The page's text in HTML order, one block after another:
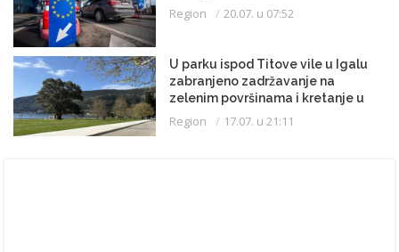
Region 20.07. u 07:52
U parku ispod Titove vile u Igalu
zabranjeno zadržavanje na
zelenim površinama i kretanje u
kupaćem kostimu
Region 17.07. u 21:11